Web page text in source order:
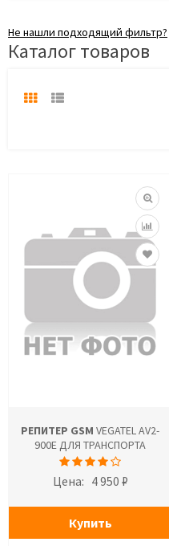
Не нашли подходящий фильтр?
Каталог товаров
РЕПИТЕР GSM VEGATEL AV2-
900E ДЛЯ ТРАНСПОРТА
Цена: 4 950 ₽
Купить